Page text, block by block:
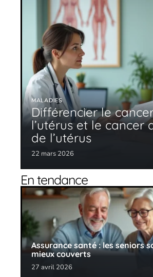
MALADIES
Différencier le
l’utérus et le cancer
de l’utérus
22 mars 2026
En tendance
Assurance santé : les seniors
mieux couverts
27 avril 2026